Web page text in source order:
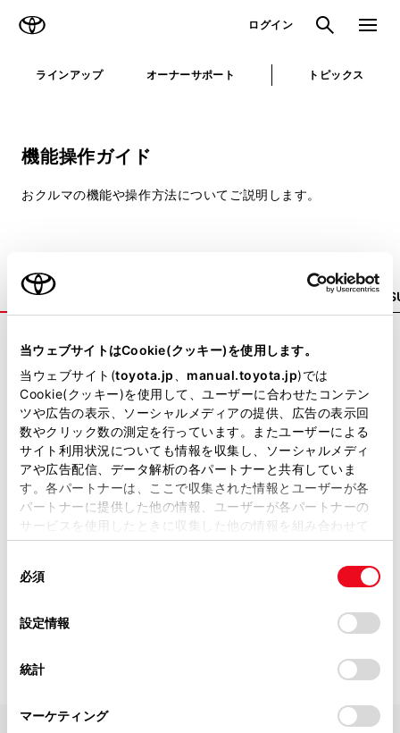
当ウェブサイトはCookie(クッキー)を使用します。
当ウェブサイト(toyota.jp manual.toyota.jp)では
Cookie(クッキー)を使用して、ユーザーに合わせたコンテン
ツや広告の表示、ソーシャルメディアの提供、広告の表示回
数やクリック数の測定を行っています。またユーザーによる
サイト利用状況についても情報を収集し、ソーシャルメディ
アや広告配信、データ解析の各パートナーと共有していま
す。各パートナーは、ここで収集された情報とユーザーが各
パートナーに提供した他の情報、ユーザーが各パートナーの
サービスを使用したときに収集した他の情報を組み合わせて
使用することがあります。当ウェブサイトの使用を続行する
デバイスにすべてのCookie(クッキー)が保存されることに同
意したことになります。Cookie(クッキー)のオプトアウト、
設定の変更、同意を撤回したりするにあたっては、当社の
「Cookie（クッキー）情報の取り扱いについて
」をご覧くだ
必須
設定情報
統計
マーケティング
ログイン 検索 メニュ
ラインアップ オーナーサポート トピックス
機能操作ガイド
おクルマの機能や操作方法についてご説明します。
コンパクト ワゴン
アクア カローラ スポーツ
GRヤリス
ルーミー